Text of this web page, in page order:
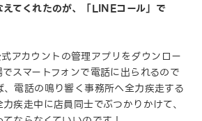
てくれたのが、「LINEコール」で
アカウントの管理アプリをダウンロー
スマートフォンで電話に出られるので
電話の鳴り響く事務所へ全力疾走する
疾走中に店員同士でぶつかりかけて、